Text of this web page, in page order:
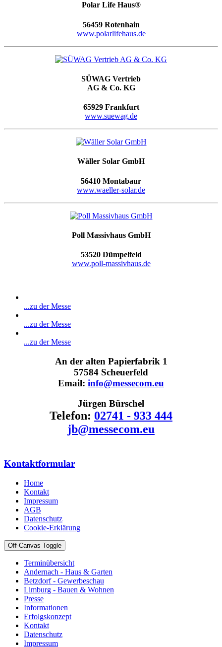
Polar Life Haus®
56459 Rotenhain
www.polarlifehaus.de
SÜWAG Vertrieb
AG & Co. KG
65929 Frankfurt
www.suewag.de
Wäller Solar GmbH
56410 Montabaur
www.waeller-solar.de
Poll Massivhaus GmbH
53520 Dümpelfeld
www.poll-massivhaus.de
...zu der Messe
...zu der Messe
...zu der Messe
An der alten Papierfabrik 1
57584 Scheuerfeld
Email: info@messecom.eu
Jürgen Bürschel
Telefon: 02741 - 933 444
jb@messecom.eu
Kontaktformular
Home
Kontakt
Impressum
AGB
Datenschutz
Cookie-Erklärung
Off-Canvas Toggle
Terminübersicht
Andernach - Haus & Garten
Betzdorf - Gewerbeschau
Limburg - Bauen & Wohnen
Presse
Informationen
Erfolgskonzept
Kontakt
Datenschutz
Impressum